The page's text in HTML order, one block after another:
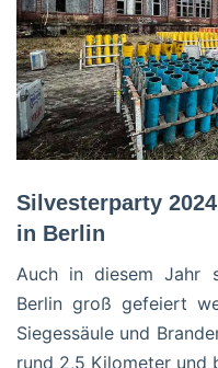
Silvesterparty
in Berlin
Auch in diesem Jahr
Berlin groß gefeiert
Siegessäule und
rund 2,5 Kilometer und